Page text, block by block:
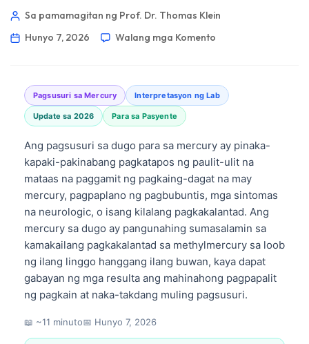
Sa pamamagitan ng Prof. Dr. Thomas Klein
Hunyo 7, 2026
Walang mga Komento
Pagsusuri sa Mercury Interpretasyon ng Lab
Update sa 2026 Para sa Pasyente
Ang pagsusuri sa dugo para sa mercury ay pinaka-
kapaki-pakinabang pagkatapos ng paulit-ulit na
mataas na paggamit ng pagkaing-dagat na may
mercury, pagpaplano ng pagbubuntis, mga sintomas
na neurologic, o isang kilalang pagkakalantad. Ang
mercury sa dugo ay pangunahing sumasalamin sa
kamakailang pagkakalantad sa methylmercury sa loob
ng ilang linggo hanggang ilang buwan, kaya dapat
gabayan ng mga resulta ang mahinahong pagpapalit
ng pagkain at naka-takdang muling pagsusuri.
📖 ~11 minuto📅 Hunyo 7, 2026